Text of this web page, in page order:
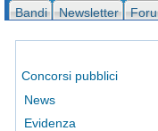
Bandi Newsletter
Concorsi pubblici
News
Evidenza